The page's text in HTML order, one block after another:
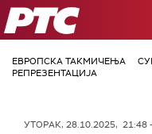
РТС
ЕВРОПСКА ТАКМИЧЕЊА
РЕПРЕЗЕНТАЦИЈА
УТОРАК, 28.10.2025, 21:48